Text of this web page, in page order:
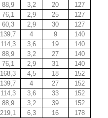
88,9 3,2 20
127
76,1 2,9 25
127
60,3 2,9 30
127
139,7 4 9
140
114,3 3,6 19
140
88,9 3,2 27
140
76,1 2,9 31
140
168,3 4,5 18
152
139,7 4 27
152
114,3 3,6 33
152
88,9 3,2 39
152
219,1 6,3 16
178